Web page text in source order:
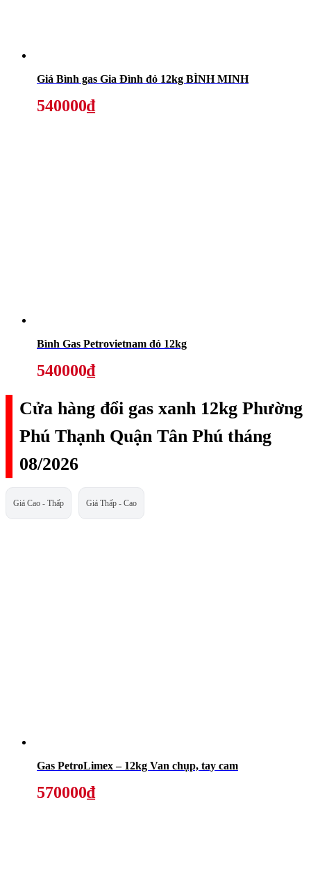
Giá Bình gas Gia Đình đỏ 12kg BÌNH MINH
540000₫
Bình Gas Petrovietnam đỏ 12kg
540000₫
Cửa hàng đổi gas xanh 12kg Phường
Phú Thạnh Quận Tân Phú tháng
08/2026
Giá Cao - Thấp Giá Thấp - Cao
Gas PetroLimex – 12kg Van chụp, tay cam
570000₫